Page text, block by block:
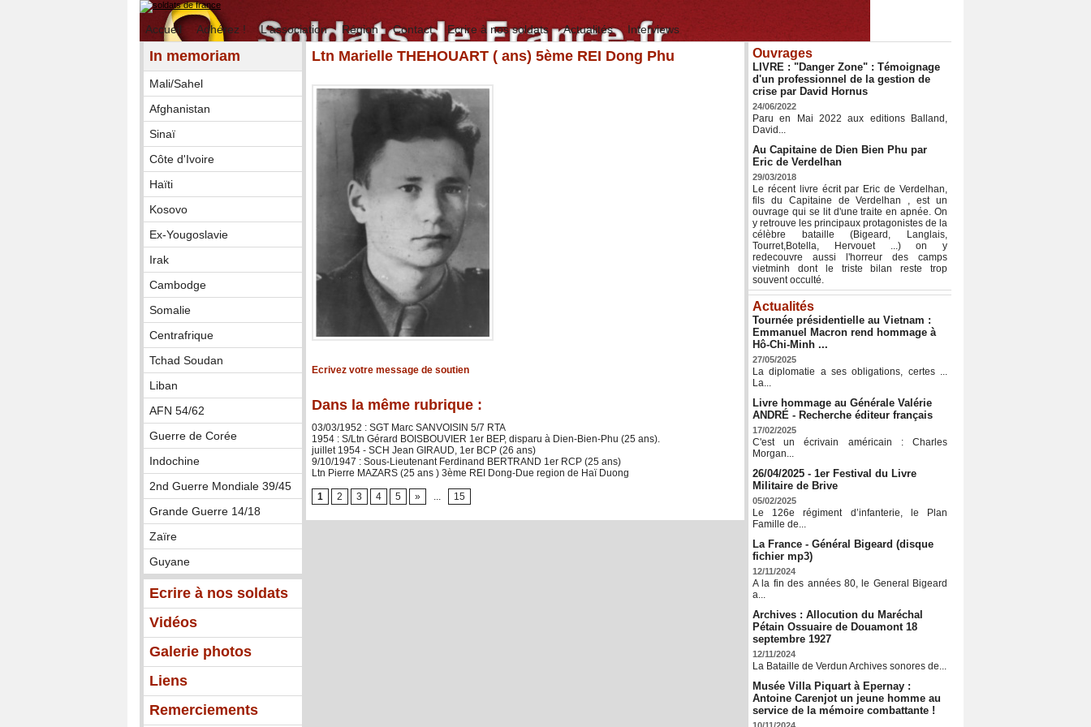
Accueil Adhérez ! L'association Région Contact Ecrire à nos soldats Actualités Interviews
In memoriam
Mali/Sahel
Afghanistan
Sinaï
Côte d'Ivoire
Haïti
Kosovo
Ex-Yougoslavie
Irak
Cambodge
Somalie
Centrafrique
Tchad Soudan
Liban
AFN 54/62
Guerre de Corée
Indochine
2nd Guerre Mondiale 39/45
Grande Guerre 14/18
Zaïre
Guyane
Ecrire à nos soldats
Vidéos
Galerie photos
Liens
Remerciements
Ltn Marielle THEHOUART ( ans) 5ème REI Dong Phu
Ecrivez votre message de soutien
Dans la même rubrique :
03/03/1952 : SGT Marc SANVOISIN 5/7 RTA
1954 : S/Ltn Gérard BOISBOUVIER 1er BEP, disparu à Dien-Bien-Phu (25 ans).
juillet 1954 - SCH Jean GIRAUD, 1er BCP (26 ans)
9/10/1947 : Sous-Lieutenant Ferdinand BERTRAND 1er RCP (25 ans)
Ltn Pierre MAZARS (25 ans ) 3ème REI Dong-Due region de Haï Duong
1 2 3 4 5 » ... 15
Ouvrages
LIVRE : "Danger Zone" : Témoignage
d'un professionnel de la gestion de
crise par David Hornus
24/06/2022
Paru en Mai 2022 aux editions Balland,
David...
Au Capitaine de Dien Bien Phu par
Eric de Verdelhan
29/03/2018
Le récent livre écrit par Eric de Verdelhan,
fils du Capitaine de Verdelhan , est un
ouvrage qui se lit d'une traite en apnée. On
y retrouve les principaux protagonistes de la
célèbre bataille (Bigeard, Langlais,
Tourret,Botella, Hervouet ...) on y
redecouvre aussi l'horreur des camps
vietminh dont le triste bilan reste trop
souvent occulté.
Actualités
Tournée présidentielle au Vietnam :
Emmanuel Macron rend hommage à
Hô-Chi-Minh ...
27/05/2025
La diplomatie a ses obligations, certes ...
La...
Livre hommage au Générale Valérie
ANDRÉ - Recherche éditeur français
17/02/2025
C'est un écrivain américain : Charles
Morgan...
26/04/2025 - 1er Festival du Livre
Militaire de Brive
05/02/2025
Le 126e régiment d’infanterie, le Plan
Famille de...
La France - Général Bigeard (disque
fichier mp3)
12/11/2024
A la fin des années 80, le General Bigeard
a...
Archives : Allocution du Maréchal
Pétain Ossuaire de Douamont 18
septembre 1927
12/11/2024
La Bataille de Verdun Archives sonores de...
Musée Villa Piquart à Epernay :
Antoine Carenjot un jeune homme au
service de la mémoire combattante !